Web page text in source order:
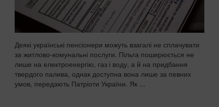
Деякі українські пенсіонери можуть взагалі не сплачувати
за житлово-комунальні послуги. Пільга поширюється не
лише на електроенергію, газ і воду, а й на придбання
твердого палива, однак доступна вона лише за певних
умов, передають Патріоти України. Як ...